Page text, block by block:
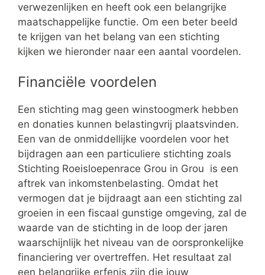
verwezenlijken en heeft ook een belangrijke
maatschappelijke functie. Om een beter beeld
te krijgen van het belang van een stichting
kijken we hieronder naar een aantal voordelen.
Financiële voordelen
Een stichting mag geen winstoogmerk hebben
en donaties kunnen belastingvrij plaatsvinden.
Een van de onmiddellijke voordelen voor het
bijdragen aan een particuliere stichting zoals
Stichting Roeisloepenrace Grou in Grou is een
aftrek van inkomstenbelasting. Omdat het
vermogen dat je bijdraagt aan een stichting zal
groeien in een fiscaal gunstige omgeving, zal de
waarde van de stichting in de loop der jaren
waarschijnlijk het niveau van de oorspronkelijke
financiering ver overtreffen. Het resultaat zal
een belangrijke erfenis zijn die jouw